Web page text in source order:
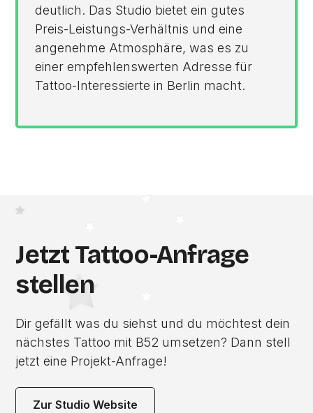
deutlich. Das Studio bietet ein gutes
Preis-Leistungs-Verhältnis und eine
angenehme Atmosphäre, was es zu
einer empfehlenswerten Adresse für
Tattoo-Interessierte in Berlin macht.
Jetzt Tattoo-Anfrage
stellen
Dir gefällt was du siehst und du möchtest dein
nächstes Tattoo mit B52 umsetzen? Dann stell
jetzt eine Projekt-Anfrage!
Zur Studio Website